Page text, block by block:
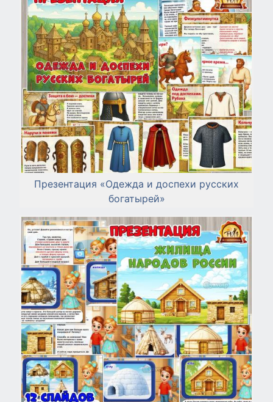
Презентация «Одежда и доспехи русских
богатырей»